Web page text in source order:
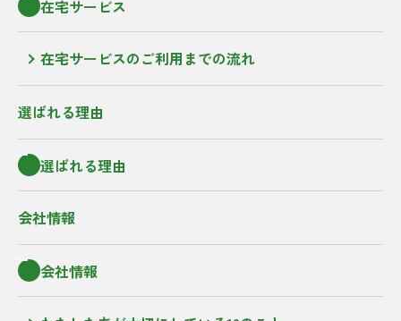
在宅サービス
在宅サービスのご利用までの流れ
選ばれる理由
選ばれる理由
会社情報
会社情報